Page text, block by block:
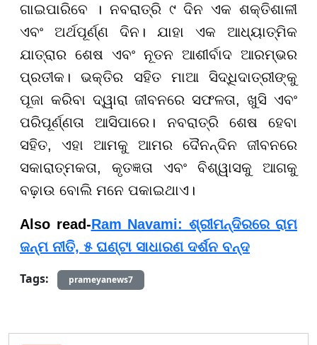
ଗାଇପାରିବେ । ନବରାତ୍ରି ୯ ଦିନ ଏକ ଶକ୍ତିଶାଳୀ
ଏବଂ ଅର୍ଥପୂର୍ଣ୍ଣ ଦିନ। ଯାହା ଏକ ଆଧ୍ୟାତ୍ମିକ
ଯାତ୍ରାର ଶେଷ ଏବଂ ନୂତନ ଆଶୀର୍ବାଦ ଆରମ୍ଭର
ପ୍ରତୀକ। ଭକ୍ତିର ସହିତ ମାଆ ସିଦ୍ଧିଦାତ୍ରୀଙ୍କୁ
ପୂଜା କରିବା ଦ୍ୱାରା ଜୀବନରେ ସଫଳତା, ଖୁସି ଏବଂ
ପରିପୂର୍ଣ୍ଣତା ଆସିପାରେ। ନବରାତ୍ରି ଶେଷ ହେବା
ସହିତ, ଏହା ଆମକୁ ଆମର ଦୈନନ୍ଦିନ ଜୀବନରେ
ସକାରାତ୍ମକତା, କୃତଜ୍ଞତା ଏବଂ ବିଶ୍ୱାସକୁ ଆଗକୁ
ବଢ଼ାଉ ବୋଲି ମନେ ପକାଇଥାଏ।
Also read-Ram Navami: ଶ୍ରୀମନ୍ଦିରରେ ରାମ
ଜନ୍ମ ନୀତି, ୫ ଘଣ୍ଟା ସାଧାରଣ ଦର୍ଶନ ବନ୍ଦ
Tags: prameyanews7